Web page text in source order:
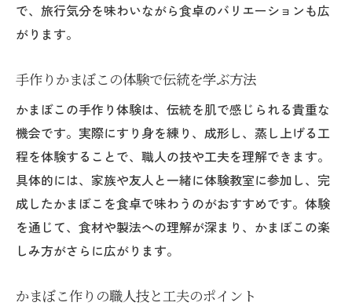
で、旅行気分を味わいながら食卓のバリエーションも広
がります。
手作りかまぼこの体験で伝統を学ぶ方法
かまぼこの手作り体験は、伝統を肌で感じられる貴重な
機会です。実際にすり身を練り、成形し、蒸し上げる工
程を体験することで、職人の技や工夫を理解できます。
具体的には、家族や友人と一緒に体験教室に参加し、完
成したかまぼこを食卓で味わうのがおすすめです。体験
を通じて、食材や製法への理解が深まり、かまぼこの楽
しみ方がさらに広がります。
かまぼこ作りの職人技と工夫のポイント